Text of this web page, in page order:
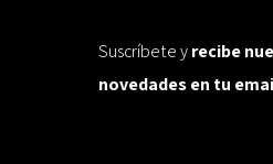
Suscríbete yrecibe
novedades en tu